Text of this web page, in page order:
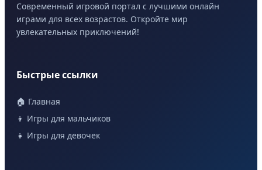
Современный игровой портал с лучшими онлайн
играми для всех возрастов. Откройте мир
увлекательных приключений!
Быстрые ссылки
🏠 Главная
👦 Игры для мальчиков
👧 Игры для девочек